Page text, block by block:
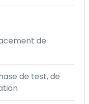
de
de test, de